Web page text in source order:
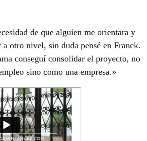
de que alguien me orientara y
a otro nivel, sin duda pensé en Franck.
conseguí consolidar el proyecto, no
sino como una empresa.»